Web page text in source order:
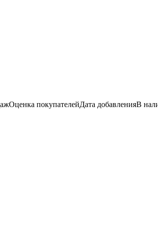
Оценка покупателейДата добавленияВ